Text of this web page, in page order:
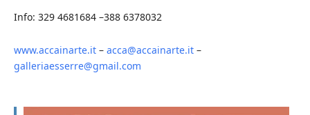
Info: 329 4681684 –388 6378032
www.accainarte.it – acca@accainarte.it –
galleriaesserre@gmail.com